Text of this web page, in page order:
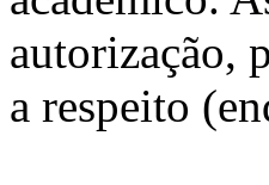
autorização,
a respeito